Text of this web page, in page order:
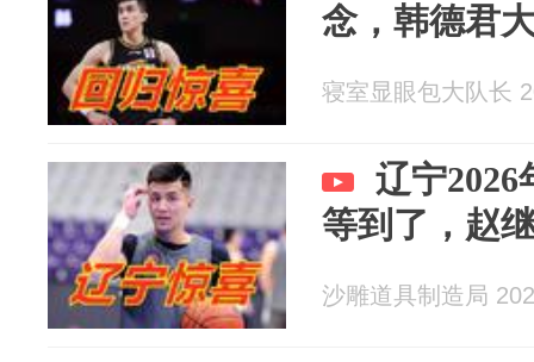
念，韩德君
寝室显眼包大队长
辽宁
等到了，赵
沙雕道具制造局